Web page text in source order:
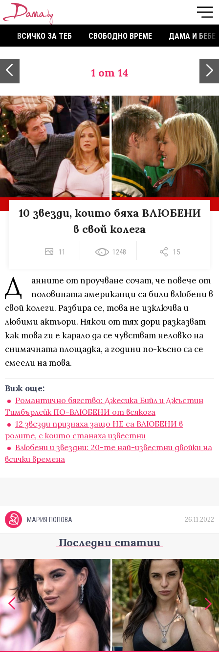
ВСИЧКО ЗА ТЕБ СВОБОДНО ВРЕМЕ ДАМА И БЕБЕ
1 от 14
10 звезди, които бяха ВЛЮБЕНИ
в свой колега
11 1248 15
Д
анните от проучване сочат, че повече от
половината американци са били влюбени в
свой колеги. Разбира се, това не изключва и
любими актьори. Някои от тях дори разказват
как това ги е карало да се чувстват неловко на
снимачната площадка, а години по-късно са се
смеели на това.
Виж още:
Романтично бягство: Джесика Бийл и Джъстин
Тимбърлейк ПО-ВЛЮБЕНИ от всякога
12 звезди признаха защо НЕ са ВЛЮБЕНИ в
ролите, с които станаха известни
Влюбени и звездни: 20-те най-известни двойки на
всички времена
МАРИЯ ПОПОВА 26.11.2022
Последни статии